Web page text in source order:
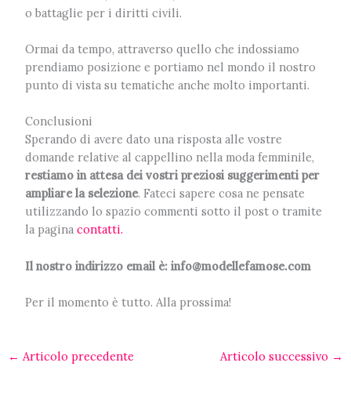
o battaglie per i diritti civili.
Ormai da tempo, attraverso quello che indossiamo
prendiamo posizione e portiamo nel mondo il nostro
punto di vista su tematiche anche molto importanti.
Conclusioni
Sperando di avere dato una risposta alle vostre
domande relative al cappellino nella moda femminile,
restiamo in attesa dei vostri preziosi suggerimenti per
ampliare la selezione. Fateci sapere cosa ne pensate
utilizzando lo spazio commenti sotto il post o tramite
la pagina contatti.
Il nostro indirizzo email è: info@modellefamose.com
Per il momento è tutto. Alla prossima!
← Articolo precedente Articolo successivo →